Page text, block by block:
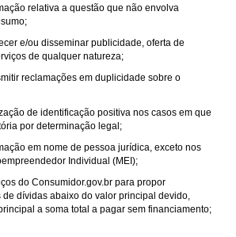
relativa a questão que não envolva
e/ou disseminar publicidade, oferta de
de qualquer natureza;
reclamações em duplicidade sobre o
de identificação positiva nos casos em que
por determinação legal;
em nome de pessoa jurídica, exceto nos
Individual (MEI);
do Consumidor.gov.br para propor
dívidas abaixo do valor principal devido,
a soma total a pagar sem financiamento;